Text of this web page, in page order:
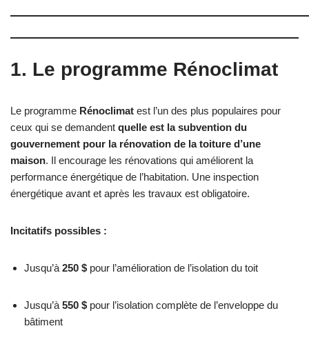
1. Le programme Rénoclimat
Le programme Rénoclimat est l’un des plus populaires pour
ceux qui se demandent quelle est la subvention du
gouvernement pour la rénovation de la toiture d’une
maison. Il encourage les rénovations qui améliorent la
performance énergétique de l’habitation. Une inspection
énergétique avant et après les travaux est obligatoire.
Incitatifs possibles :
Jusqu’à 250 $ pour l’amélioration de l’isolation du toit
Jusqu’à 550 $ pour l’isolation complète de l’enveloppe du
bâtiment